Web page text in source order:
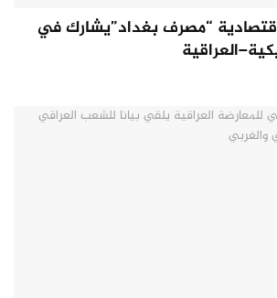
“مصرف بغداد”يشارك في